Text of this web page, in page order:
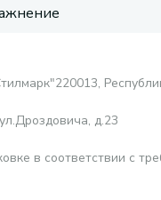
д.23
в соответствии с